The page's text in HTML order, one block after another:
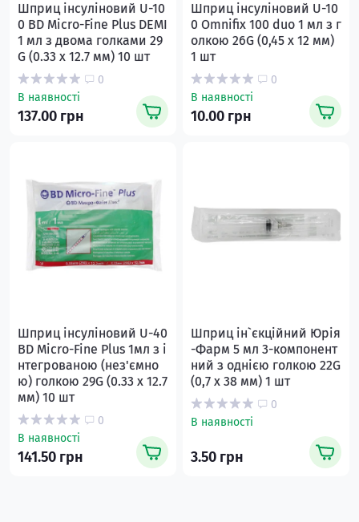
Шприц інсуліновий U-10
0 BD Micro-Fine Plus DEMI
1 мл з двома голками 29
G (0.33 x 12.7 мм) 10 шт
0
В наявності
137.00 грн
Шприц інсуліновий U-10
0 Omnifix 100 duo 1 мл з г
олкою 26G (0,45 х 12 мм)
1 шт
0
В наявності
10.00 грн
Шприц інсуліновий U-40
BD Micro-Fine Plus 1мл з і
нтегрованою (нез'ємно
ю) голкою 29G (0.33 x 12.7
мм) 10 шт
0
В наявності
141.50 грн
Шприц ін`єкційний Юрія
-Фарм 5 мл 3-компонент
ний з однією голкою 22G
(0,7 х 38 мм) 1 шт
0
В наявності
3.50 грн